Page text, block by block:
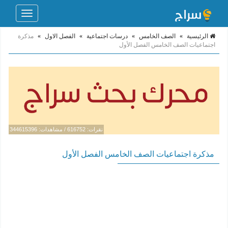
Toggle
الرئيسية » الصف الخامس » درسات اجتماعية » الفصل الاول » مذكرة
اجتماعيات الصف الخامس الفصل الأول
نقرات: 616752 / مشاهدات: 344615396
مذكرة اجتماعيات الصف الخامس الفصل الأول